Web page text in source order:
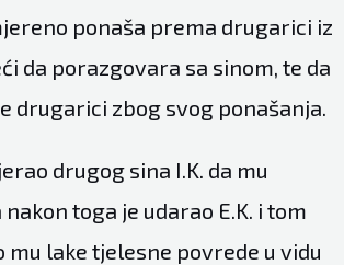
ponaša prema drugarici iz
da porazgovara sa sinom, te da
drugarici zbog svog ponašanja.
drugog sina I.K. da mu
toga je udarao E.K. i tom
lake tjelesne povrede u vidu